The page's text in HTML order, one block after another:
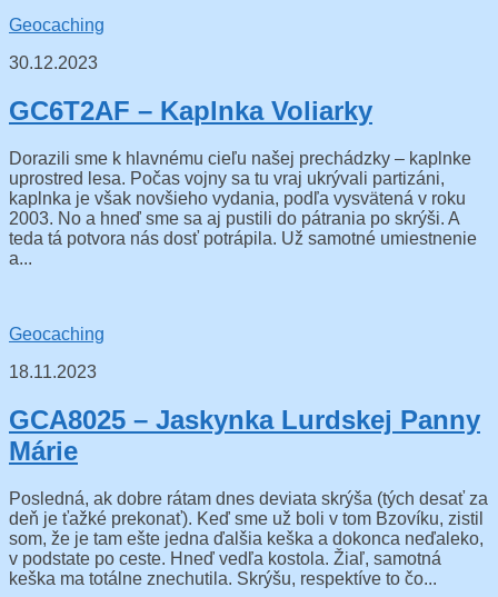
Geocaching
30.12.2023
GC6T2AF – Kaplnka Voliarky
Dorazili sme k hlavnému cieľu našej prechádzky – kaplnke
uprostred lesa. Počas vojny sa tu vraj ukrývali partizáni,
kaplnka je však novšieho vydania, podľa vysvätená v roku
2003. No a hneď sme sa aj pustili do pátrania po skrýši. A
teda tá potvora nás dosť potrápila. Už samotné umiestnenie
a...
Geocaching
18.11.2023
GCA8025 – Jaskynka Lurdskej Panny
Márie
Posledná, ak dobre rátam dnes deviata skrýša (tých desať za
deň je ťažké prekonať). Keď sme už boli v tom Bzovíku, zistil
som, že je tam ešte jedna ďalšia keška a dokonca neďaleko,
v podstate po ceste. Hneď vedľa kostola. Žiaľ, samotná
keška ma totálne znechutila. Skrýšu, respektíve to čo...